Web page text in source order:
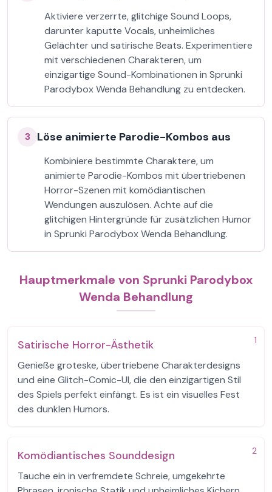
Aktiviere verzerrte, glitchige Sound Loops,
darunter kaputte Vocals, unheimliches
Gelächter und satirische Beats. Experimentiere
mit verschiedenen Charakteren, um
einzigartige Sound-Kombinationen in Sprunki
Parodybox Wenda Behandlung zu entdecken.
3 Löse animierte Parodie-Kombos aus
Kombiniere bestimmte Charaktere, um
animierte Parodie-Kombos mit übertriebenen
Horror-Szenen mit komödiantischen
Wendungen auszulösen. Achte auf die
glitchigen Hintergründe für zusätzlichen Humor
in Sprunki Parodybox Wenda Behandlung.
Hauptmerkmale von Sprunki Parodybox
Wenda Behandlung
1
Satirische Horror-Ästhetik
Genieße groteske, übertriebene Charakterdesigns
und eine Glitch-Comic-UI, die den einzigartigen Stil
des Spiels perfekt einfängt. Es ist ein visuelles Fest
des dunklen Humors.
2
Komödiantisches Sounddesign
Tauche ein in verfremdete Schreie, umgekehrte